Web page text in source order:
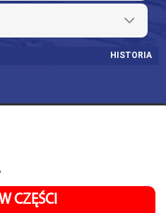
HISTORIA
CZĘŚCI